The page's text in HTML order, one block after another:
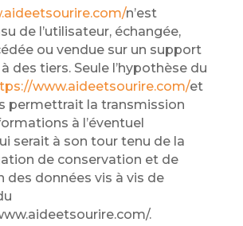
n’est
de l’utilisateur, échangée,
ou vendue sur un support
des tiers. Seule l’hypothèse du
www.aideetsourire.com/et
permettrait la transmission
à l’éventuel
serait à son tour tenu de la
de conservation et de
des données vis à vis de
.